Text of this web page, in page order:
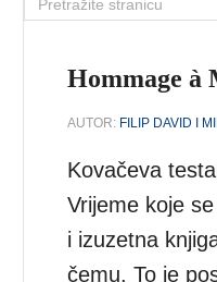
Hommage à
AUTOR: FILIP DAVID I
Kovačeva
Vrijeme koje
i izuzetna
čemu. To je